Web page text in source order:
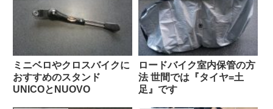
ミニベロやクロスバイクに
おすすめのスタンド
UNICOとNUOVO
ロードバイク室内保管の方
法 世間では『タイヤ=土
足』です